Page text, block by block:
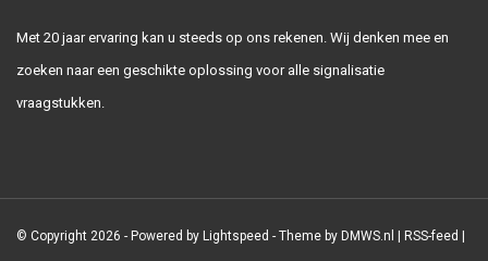
Met 20 jaar ervaring kan u steeds op ons rekenen. Wij denken mee en
zoeken naar een geschikte oplossing voor alle signalisatie
vraagstukken.
© Copyright 2026 - Powered by Lightspeed - Theme by DMWS.nl RSS-feed